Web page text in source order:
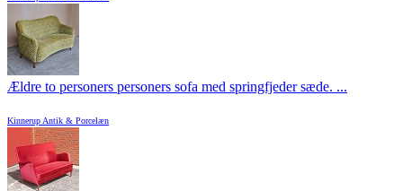
Ældre to personers personers sofa med springfjeder sæde. ...
Kinnerup Antik & Porcelæn